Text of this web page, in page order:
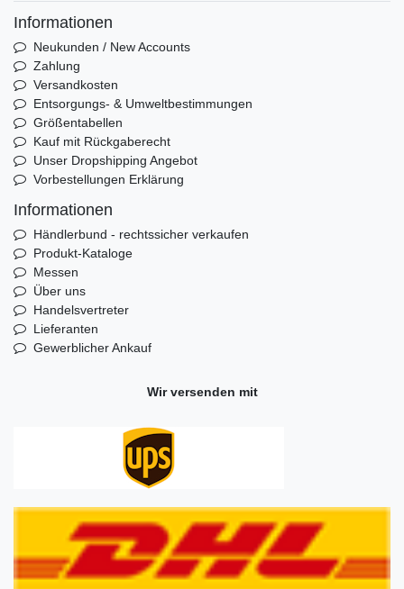
Informationen
Neukunden / New Accounts
Zahlung
Versandkosten
Entsorgungs- & Umweltbestimmungen
Größentabellen
Kauf mit Rückgaberecht
Unser Dropshipping Angebot
Vorbestellungen Erklärung
Informationen
Händlerbund - rechtssicher verkaufen
Produkt-Kataloge
Messen
Über uns
Handelsvertreter
Lieferanten
Gewerblicher Ankauf
Wir versenden mit